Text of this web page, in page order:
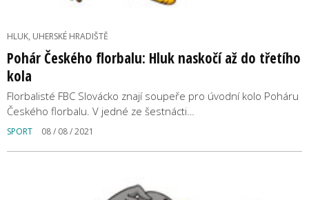
HLUK, UHERSKÉ HRADIŠTĚ
Pohár Českého florbalu: Hluk naskočí až do třetího
kola
Florbalisté FBC Slovácko znají soupeře pro úvodní kolo Poháru
Českého florbalu. V jedné ze šestnácti…
SPORT 08 / 08 / 2021